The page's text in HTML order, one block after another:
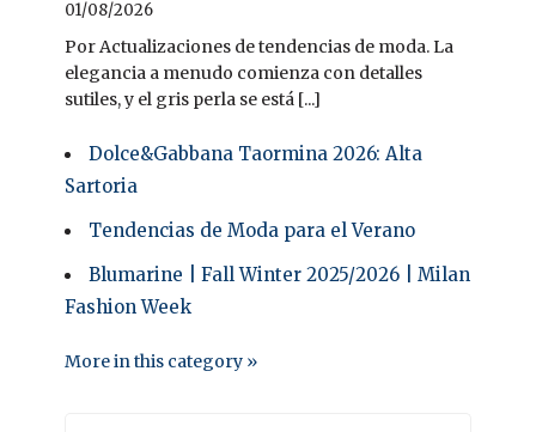
01/08/2026
Por Actualizaciones de tendencias de moda. La
elegancia a menudo comienza con detalles
sutiles, y el gris perla se está [...]
Dolce&Gabbana Taormina 2026: Alta
Sartoria
Tendencias de Moda para el Verano
Blumarine | Fall Winter 2025/2026 | Milan
Fashion Week
More in this category »